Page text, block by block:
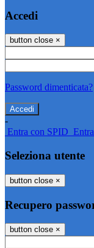
Accedi
button close ×
Password dimenticata?
-
Entra con SPID
Seleziona utente
button close ×
Recupero
button close ×